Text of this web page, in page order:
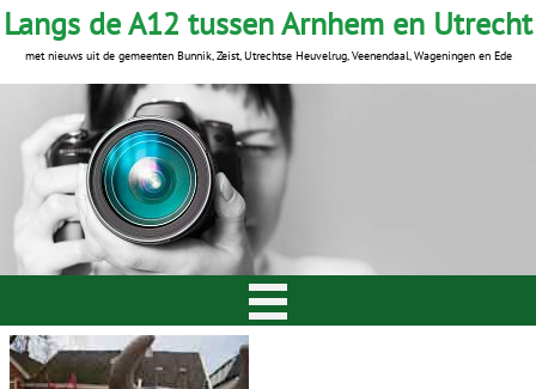
Langs de A12 tussen Arnhem en Utrecht
met nieuws uit de gemeenten Bunnik, Zeist, Utrechtse Heuvelrug, Veenendaal, Wageningen en Ede